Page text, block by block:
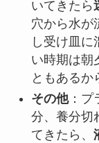
いてきたら
穴から水が
し受け皿
い時期は朝
ともあるか
その他：プ
分、養分切
てきたら、